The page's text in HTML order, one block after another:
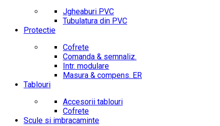
Jgheaburi PVC
Tubulatura din PVC
Protectie
Cofrete
Comanda & semnaliz.
Intr. modulare
Masura & compens. ER
Tablouri
Accesorii tablouri
Cofrete
Scule si imbracaminte